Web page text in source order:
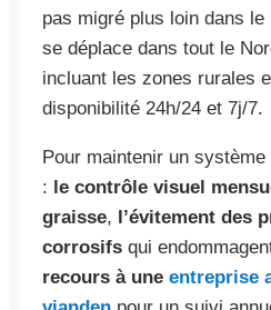
pas migré plus loin dans
se déplace dans tout le
incluant les zones rurales
disponibilité 24h/24 et 7j/7.
Pour maintenir un
: le contrôle visuel
graisse, l’évitement des
corrosifs qui
recours à une entreprise